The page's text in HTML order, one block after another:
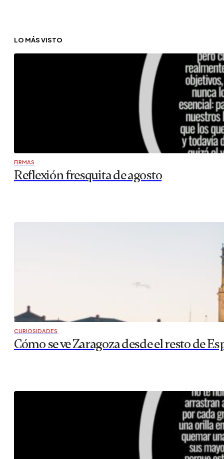
LO MÁS VISTO
FIRMAS
Reflexión fresquita de agosto
CURIOSIDADES
Cómo se ve Zaragoza desde el resto de